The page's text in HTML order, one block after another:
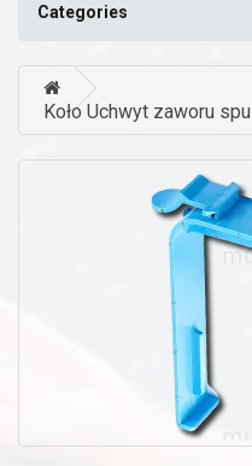
Categories
Koło Uchwyt zaworu